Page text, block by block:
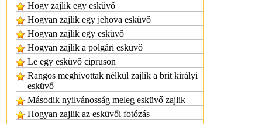
Hogy zajlik egy esküvő
Hogyan zajlik egy jehova esküvő
Hogyan zajlik egy esküvő
Hogyan zajlik a polgári esküvő
Le egy esküvő cipruson
Rangos meghívottak nélkül zajlik a brit királyi
esküvő
Második nyilvánosság meleg esküvő zajlik
Hogyan zajlik az esküvői fotózás